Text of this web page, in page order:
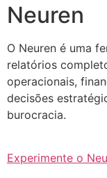
Neuren
O Neuren é uma
relatórios
operacionais,
decisões
burocracia.
Experimente o